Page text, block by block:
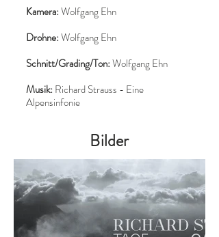
Kamera:Wolfgang Ehn
Drohne:Wolfgang Ehn
Schnitt/Grading/Ton:Wolfgang Ehn
Musik: Richard Strauss - Eine
Alpensinfonie
Bilder